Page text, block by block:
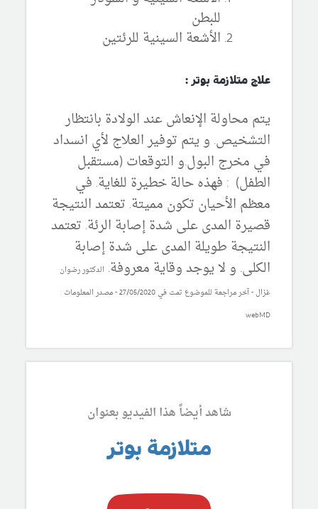
للبطن
الأشعة السينية للرئتين
علاج متلازمة بوتر :
يتم محاولة الإنعاش عند الولادة بانتظار
التشخيص. و يتم توفير العلاج لأي انسداد
في مخرج البول.و التوقعات (مستقبل
الطفل) : فهذه حالة خطيرة للغاية. في
معظم الأحيان تكون مميتة. تعتمد النتيجة
قصيرة المدى على شدة إصابة الرئة. تعتمد
النتيجة طويلة المدى على شدة إصابة
الكلى. و لا يوجد وقاية معروفة. الدكتور رضوان
غزال - آخر مراجعة للموضوع تمت في 27/05/2020 - مصدر المعلومات :
webMD
شاهد أيضاً هذا الفيديو بعنوان
متلازمة بوتر